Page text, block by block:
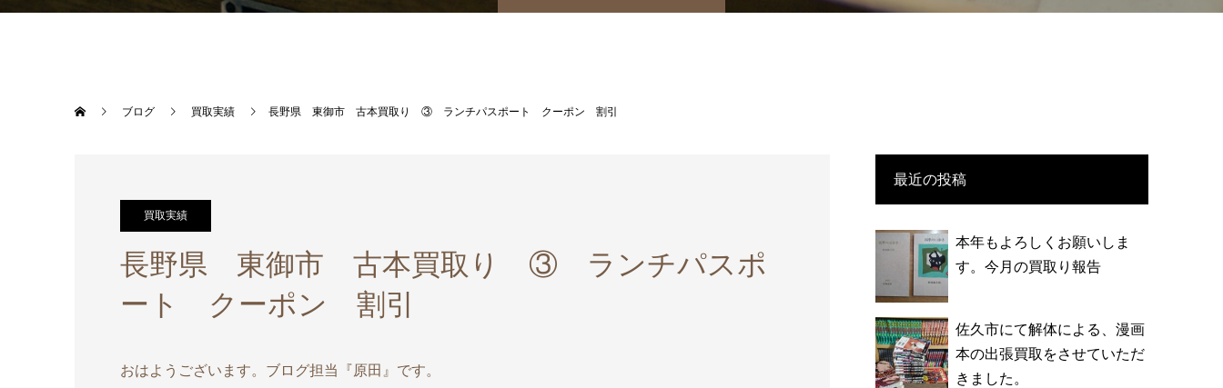
ブログ 買取実績 長野県 東御市 古本買取り ③ ランチパスポート クーポン 割引
買取実績
長野県 東御市 古本買取り ③ ランチパスポ
ート クーポン 割引
おはようございます。ブログ担当『原田』です。
最近の投稿
本年もよろしくお願いしま
す。今月の買取り報告
佐久市にて解体による、漫画
本の出張買取をさせていただ
きました。